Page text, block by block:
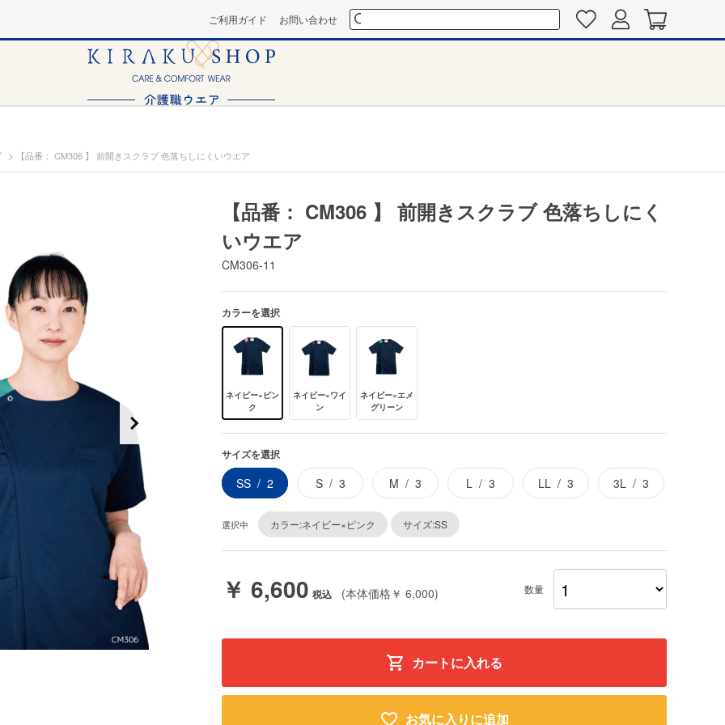
ご利用ガイド お問い合わせ
> 【品番： CM306 】 前開きスクラブ 色落ちしにくいウエア
【品番： CM306 】 前開きスクラブ 色落ちしにく
いウエア
CM306-11
カラーを選択
ネイビー×ピン
ク
ネイビー×ワイ
ン
ネイビー×エメ
グリーン
サイズを選択
SS 2 S 3 M 3 L 3 LL 3 3L 3
選択中 カラー:ネイビー×ピンク サイズ:SS
￥ 6,600 (本体価格￥ 6,000) 数量
カートに入れる
お気に入りに追加